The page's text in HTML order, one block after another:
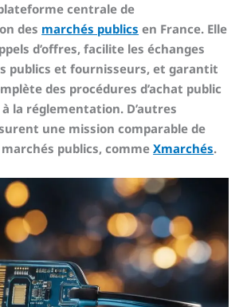
centrale de
des marchés publics en France. Elle
d’offres, facilite les échanges
publics et fournisseurs, et garantit
des procédures d’achat public
la réglementation. D’autres
une mission comparable de
publics, commeXmarchés.